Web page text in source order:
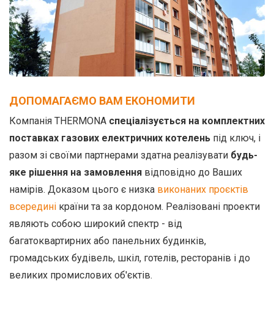
ДОПОМАГАЄМО ВАМ ЕКОНОМИТИ
Компанія THERMONA спеціалізується на комплектних
поставках газових електричних котелень під ключ, і
разом зі своїми партнерами здатна реалізувати будь-
яке рішення на замовлення відповідно до Ваших
намірів. Доказом цього є низка виконаних проєктів
всередині країни та за кордоном. Реалізовані проекти
являють собою широкий спектр - від
багатоквартирних або панельних будинків,
громадських будівель, шкіл, готелів, ресторанів і до
великих промислових об'єктів.